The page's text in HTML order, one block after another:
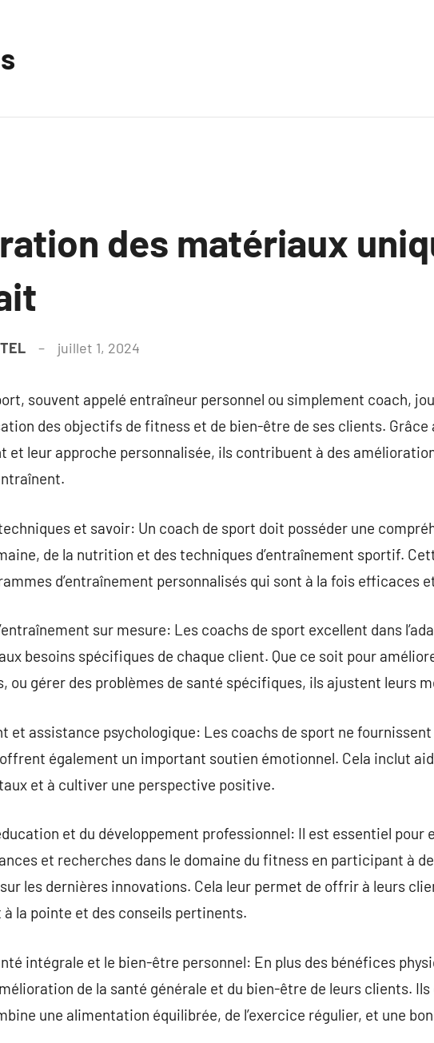
des matériaux
juillet 1, 2024
souvent appelé entraîneur personnel ou simplement coach,
des objectifs de fitness et de bien-être de ses clients.
et leur approche personnalisée, ils contribuent à des
et savoir: Un coach de sport doit posséder une
de la nutrition et des techniques d’entraînement sportif.
d’entraînement personnalisés qui sont à la fois efficaces
sur mesure: Les coachs de sport excellent dans
besoins spécifiques de chaque client. Que ce soit pour
ou gérer des problèmes de santé spécifiques, ils ajustent leurs
et assistance psychologique: Les coachs de sport ne
également un important soutien émotionnel. Cela inclut
et à cultiver une perspective positive.
et du développement professionnel: Il est essentiel pour
et recherches dans le domaine du fitness en participant à
les dernières innovations. Cela leur permet de offrir à leurs
à la pointe et des conseils pertinents.
intégrale et le bien-être personnel: En plus des bénéfices
de la santé générale et du bien-être de leurs clients.
une alimentation équilibrée, de l’exercice régulier, et une